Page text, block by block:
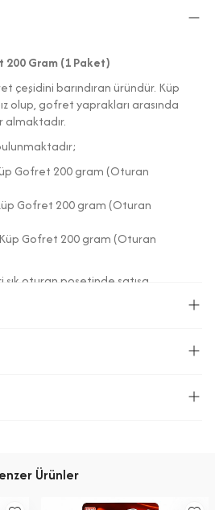
200 Gram (1 Paket)
çeşidini barındıran üründür. Küp
olup, gofret yaprakları arasında
Gofret 200 gram (Oturan
Gofret 200 gram (Oturan
Gofret 200 gram (Oturan
şık oturan poşetinde satışa
Gofret (25%): Buğday Unu,
(Ayçiçek, Soya Lesitini), Kıvam
(Sodyum Bikarbonat).
Ürünler